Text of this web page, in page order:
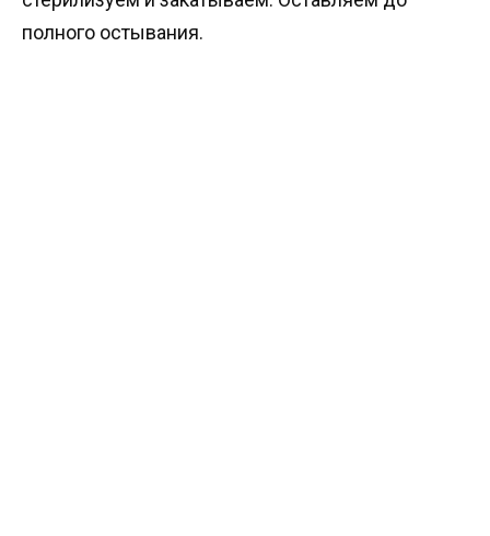
полного остывания.